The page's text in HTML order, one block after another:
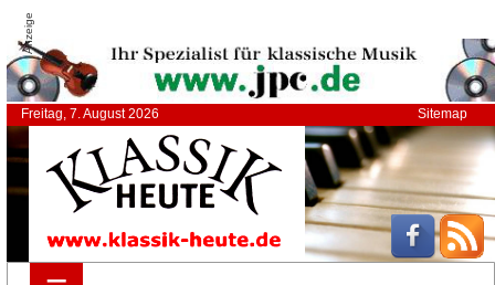
Anzeige
Freitag, 7. August 2026 Sitemap